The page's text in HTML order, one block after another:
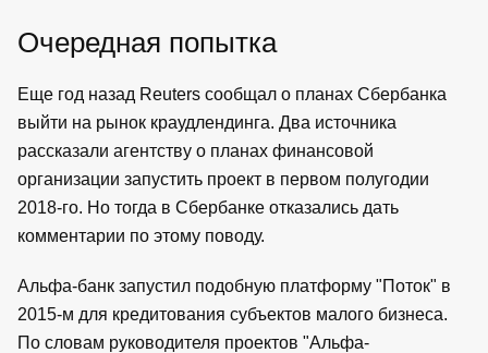
Очередная попытка
Еще год назад Reuters сообщал о планах Сбербанка
выйти на рынок краудлендинга. Два источника
рассказали агентству о планах финансовой
организации запустить проект в первом полугодии
2018-го. Но тогда в Сбербанке отказались дать
комментарии по этому поводу.
Альфа-банк запустил подобную платформу "Поток" в
2015-м для кредитования субъектов малого бизнеса.
По словам руководителя проектов "Альфа-